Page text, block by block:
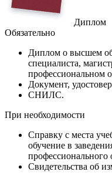
Диплом
Обязательно
Диплом о высшем
специалиста,
профессиональном
Документ,
СНИЛС.
При необходимости
Справку с места
обучение в
профессионального
Свидетельства об